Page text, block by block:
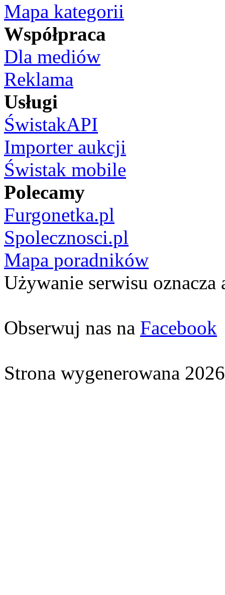
Mapa kategorii
Współpraca
Dla mediów
Reklama
Usługi
ŚwistakAPI
Importer aukcji
Świstak mobile
Polecamy
Furgonetka.pl
Spolecznosci.pl
Mapa poradników
Używanie serwisu oznacza
Obserwuj nas na Facebook
Strona wygenerowana